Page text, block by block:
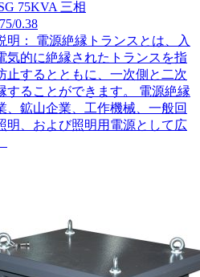
75KVA 三相
0.38
明： 電源絶縁トランスとは、入
気的に絶縁されたトランスを指
止するとともに、一次側と二次
することができます。 電源絶縁
、鉱山企業、工作機械、一般回
明、および照明用電源として広